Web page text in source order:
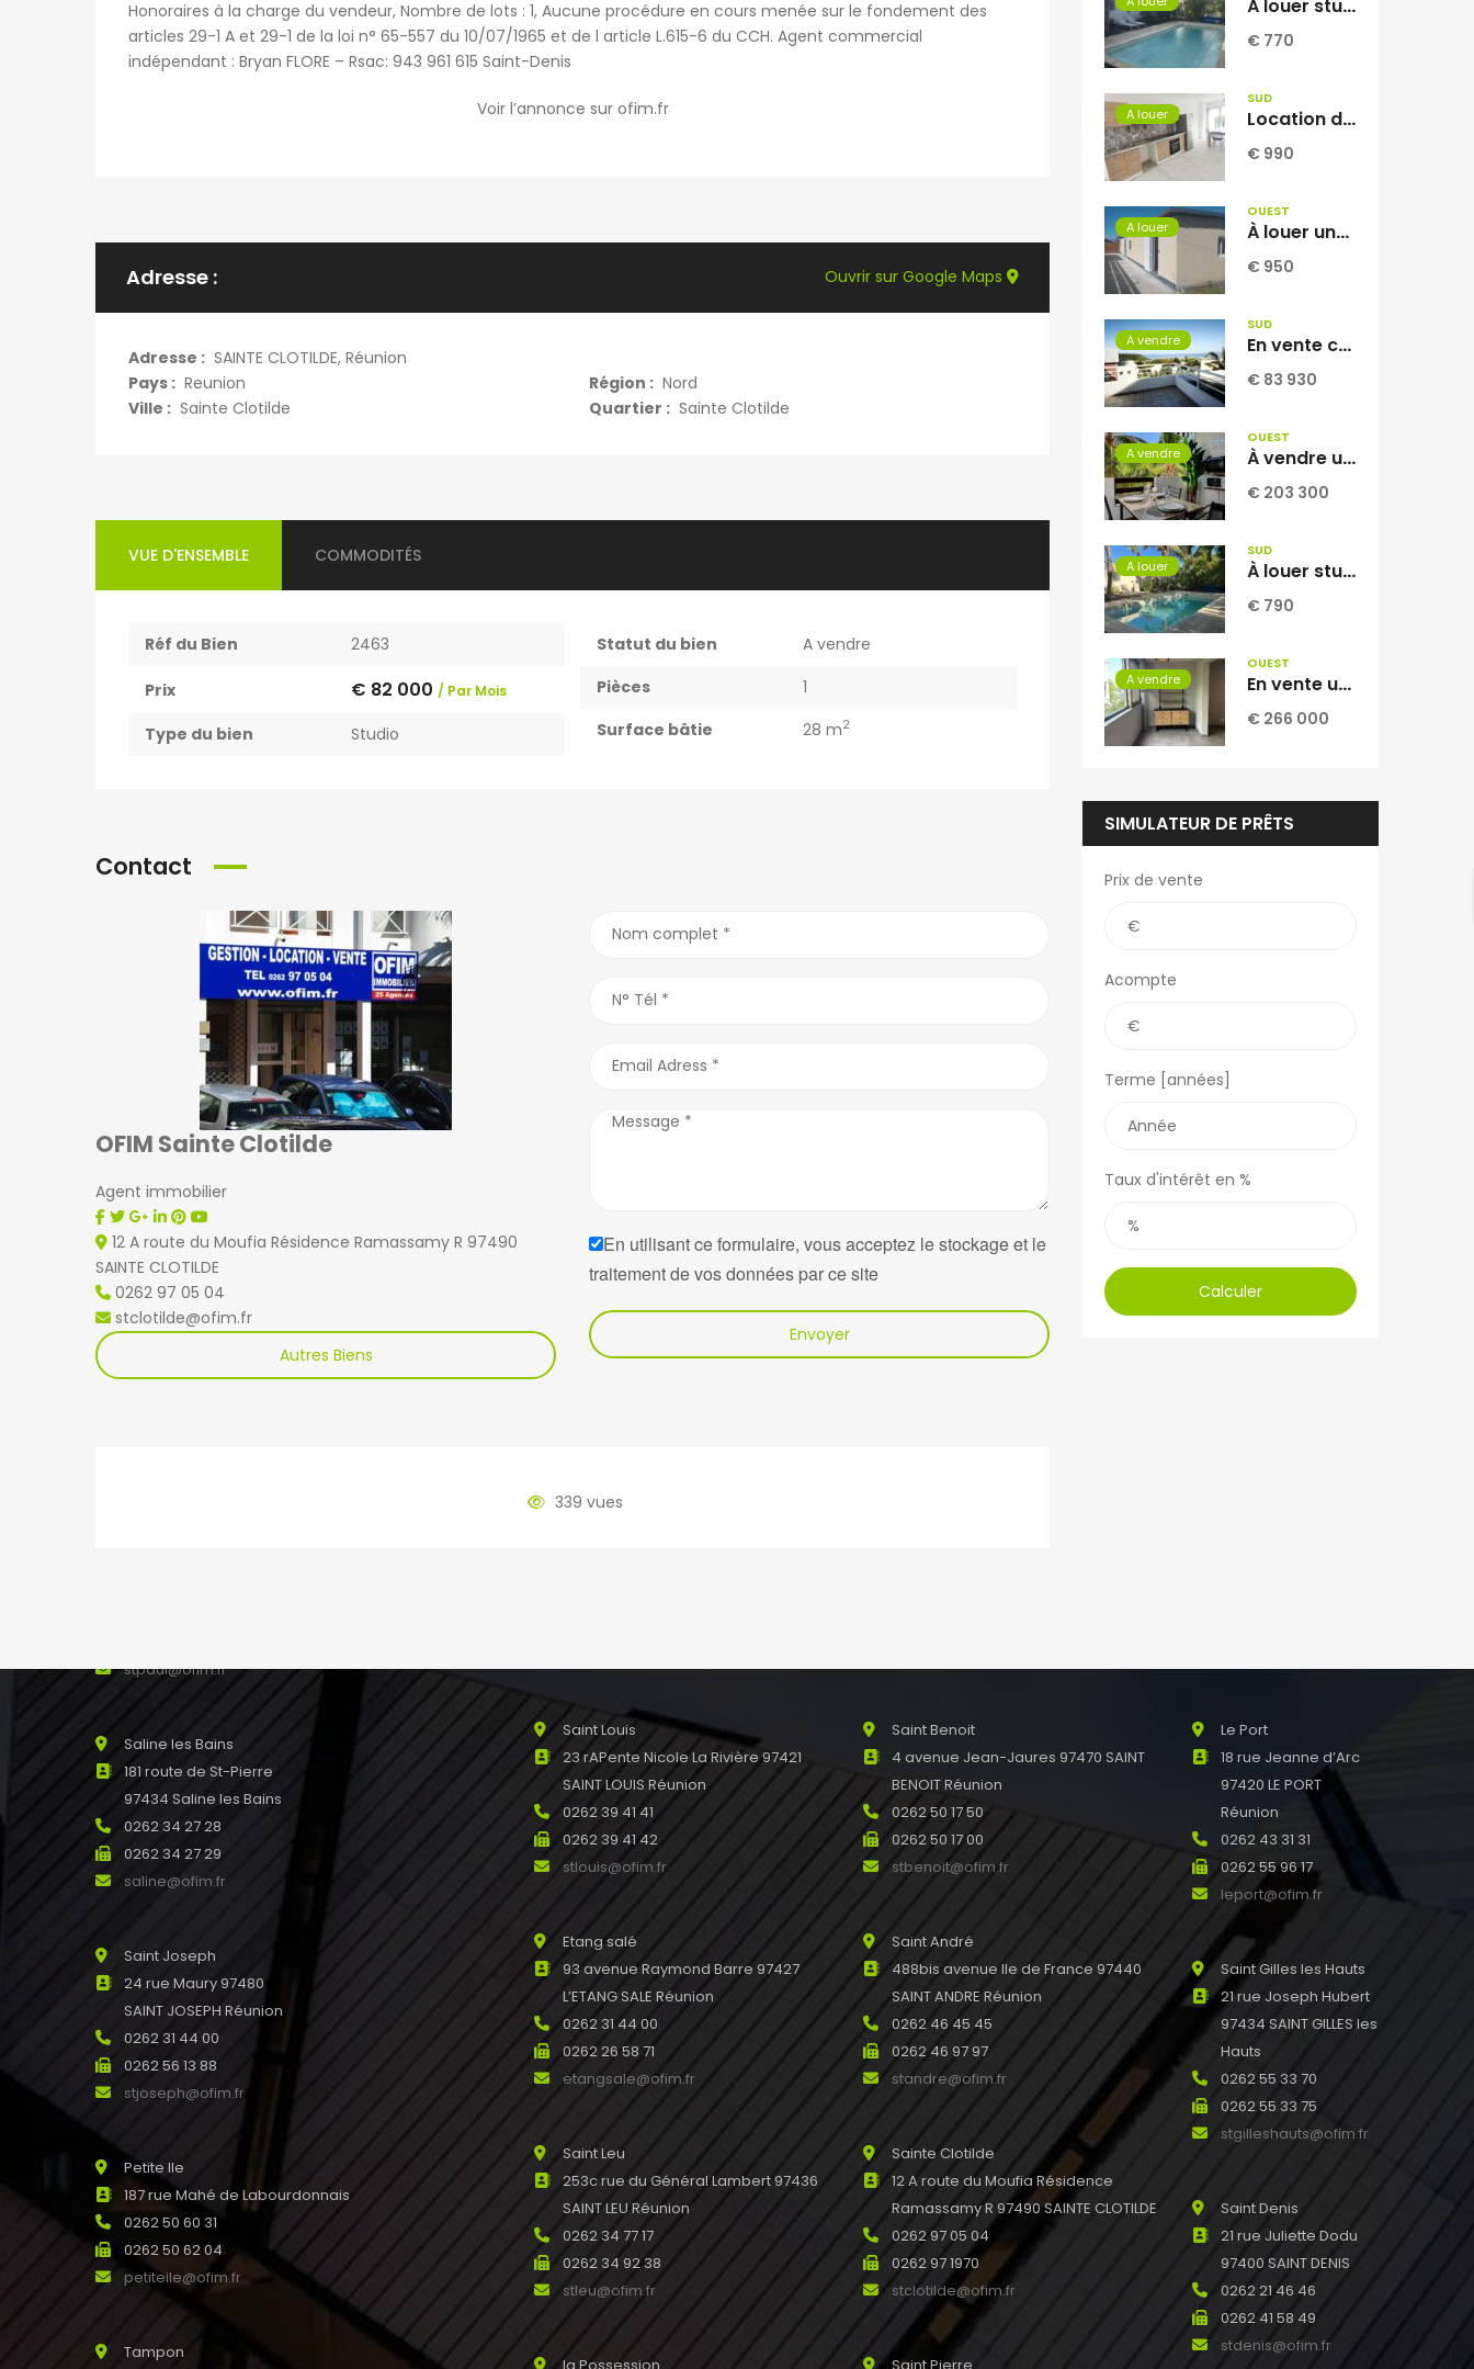
Honoraires à la charge du vendeur, Nombre de lots : 1, Aucune procédure en cours menée sur le fondement des
articles 29-1 A et 29-1 de la loi n° 65-557 du 10/07/1965 et de l article L.615-6 du CCH. Agent commercial
indépendant : Bryan FLORE – Rsac: 943 961 615 Saint-Denis
Voir l’annonce sur ofim.fr
Adresse :
Adresse : SAINTE CLOTILDE, Réunion
Pays : Reunion Région : Nord
Ville : Sainte Clotilde Quartier : Sainte Clotilde
Ouvrir sur Google Maps
VUE D'ENSEMBLE COMMODITÉS
Réf du Bien 2463
Prix € 82 000 / Par Mois
Type du bien Studio
Statut du bien
A vendre
Pièces
1
Surface bâtie
28 m2
Contact
OFIM Sainte Clotilde
Agent immobilier
12 A route du Moufia Résidence Ramassamy R 97490
SAINTE CLOTILDE
0262 97 05 04
stclotilde@ofim.fr
Autres Biens
En utilisant ce formulaire, vous acceptez le stockage et le
traitement de vos données par ce site
Envoyer
339 vues
À louer studio meublé d’environ 30 m2 situé à La Ligne des Bambous Réunion
€ 770
A louer
SUD
Location d’une ravissante villa neuve meublée T4 située à Vincendo Réunion
€ 990
A louer
OUEST
À louer une villa F3 de 80.71m2 avec jardin à La Saline les Hauts Réunion.
€ 950
A vendre
SUD
En vente charmant studio de 29.57 m2 avec vue mer et montagne situé à Saint Joseph Réunion
€ 83 930
A vendre
OUEST
À vendre un lumineux studio meublé et équipé de 30m2 avec parking à Boucan Canot Réunion
€ 203 300
A louer
SUD
À louer studio meublé de 36.80 m2 situé dans une villa coloniale à La Ligne des Bambous Saint Pierre Réunion
€ 790
A vendre
OUEST
En vente un appartement T2 rénové dans une résidence sécurisée au centre ville de Saint-Leu Réunion
€ 266 000
SIMULATEUR DE PRÊTS
Prix de vente
Acompte
Terme [années]
Taux d'intérêt en %
Calculer
stpaul@ofim.fr
Saline les Bains
181 route de St-Pierre
97434 Saline les Bains
0262 34 27 28
0262 34 27 29
saline@ofim.fr
Saint Joseph
24 rue Maury 97480
SAINT JOSEPH Réunion
0262 31 44 00
0262 56 13 88
stjoseph@ofim.fr
Petite Ile
187 rue Mahé de Labourdonnais
0262 50 60 31
0262 50 62 04
petiteile@ofim.fr
Tampon
Saint Louis
23 rAPente Nicole La Rivière 97421
SAINT LOUIS Réunion
0262 39 41 41
0262 39 41 42
stlouis@ofim.fr
Etang salé
93 avenue Raymond Barre 97427
L’ETANG SALE Réunion
0262 31 44 00
0262 26 58 71
etangsale@ofim.fr
Saint Leu
253c rue du Général Lambert 97436
SAINT LEU Réunion
0262 34 77 17
0262 34 92 38
stleu@ofim.fr
la Possession
Saint Benoit
4 avenue Jean-Jaures 97470 SAINT
BENOIT Réunion
0262 50 17 50
0262 50 17 00
stbenoit@ofim.fr
Saint André
488bis avenue Ile de France 97440
SAINT ANDRE Réunion
0262 46 45 45
0262 46 97 97
standre@ofim.fr
Sainte Clotilde
12 A route du Moufia Résidence
Ramassamy R 97490 SAINTE CLOTILDE
0262 97 05 04
0262 97 1970
stclotilde@ofim.fr
Saint Pierre
Le Port
18 rue Jeanne d’Arc
97420 LE PORT
Réunion
0262 43 31 31
0262 55 96 17
leport@ofim.fr
Saint Gilles les Hauts
21 rue Joseph Hubert
97434 SAINT GILLES les
Hauts
0262 55 33 70
0262 55 33 75
stgilleshauts@ofim.fr
Saint Denis
21 rue Juliette Dodu
97400 SAINT DENIS
0262 21 46 46
0262 41 58 49
stdenis@ofim.fr